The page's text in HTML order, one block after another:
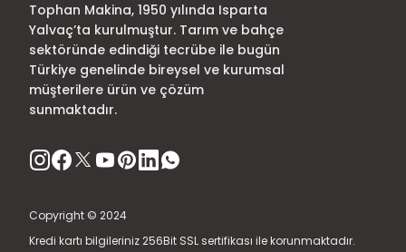
Tophan Makina, 1950 yılında Isparta
Yalvaç’ta kurulmuştur. Tarım ve bahçe
sektöründe edindiği tecrübe ile bugün
Türkiye genelinde bireysel ve kurumsal
müşterilere ürün ve çözüm
sunmaktadır.
Copyright © 2024
Kredi kartı bilgileriniz 256Bit SSL sertifikası ile korunmaktadır.